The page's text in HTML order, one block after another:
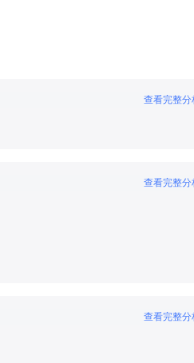
查看完整分
查看完整分
查看完整分